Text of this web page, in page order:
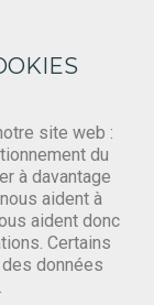
site web :
du
à davantage
aident à
aident donc
Certains
données